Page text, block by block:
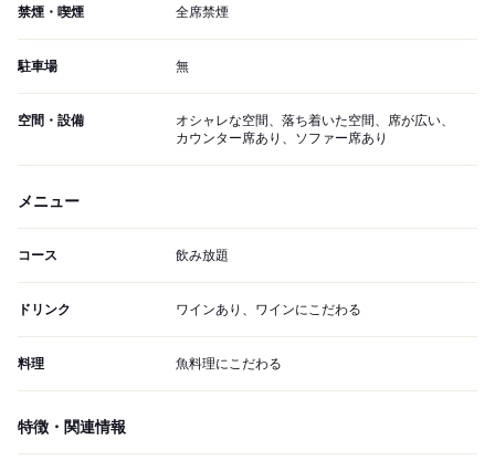
禁煙・喫煙 全席禁煙
駐車場 無
空間・設備
オシャレな空間、落ち着いた空間、席が広い、
カウンター席あり、ソファー席あり
メニュー
コース 飲み放題
ドリンク ワインあり、ワインにこだわる
料理 魚料理にこだわる
特徴・関連情報